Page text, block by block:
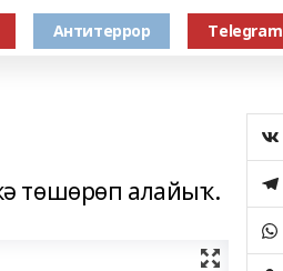
Антитеррор Тelegram
төшөрөп алайыҡ.